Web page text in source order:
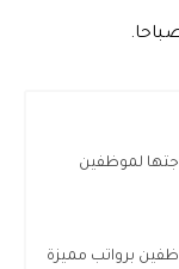
لموظفين
برواتب مميزة